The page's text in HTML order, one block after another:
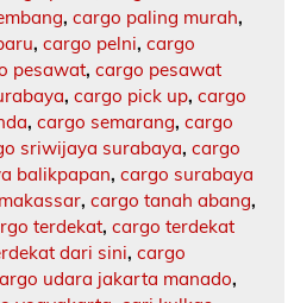
, cargo paling murah,
, cargo pelni, cargo
pesawat, cargo pesawat
, cargo pick up, cargo
, cargo semarang, cargo
sriwijaya surabaya, cargo
balikpapan, cargo surabaya
, cargo tanah abang,
terdekat, cargo terdekat
dari sini, cargo
udara jakarta manado,